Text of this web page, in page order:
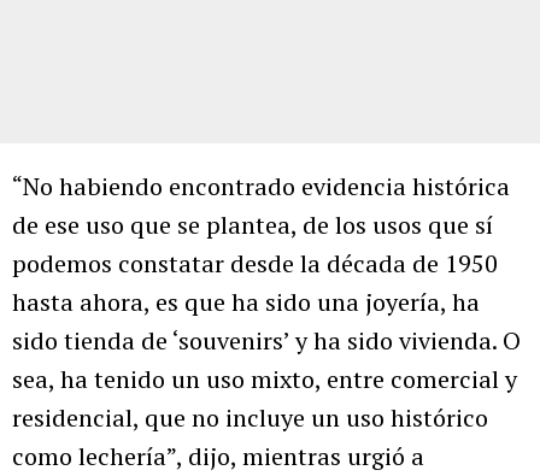
“No habiendo encontrado evidencia histórica
de ese uso que se plantea, de los usos que sí
podemos constatar desde la década de 1950
hasta ahora, es que ha sido una joyería, ha
sido tienda de ‘souvenirs’ y ha sido vivienda. O
sea, ha tenido un uso mixto, entre comercial y
residencial, que no incluye un uso histórico
como lechería”, dijo, mientras urgió a